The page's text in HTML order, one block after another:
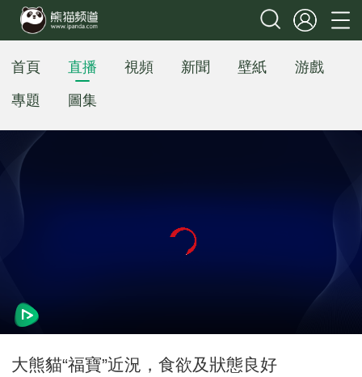
首頁 直播 視頻 新聞 壁紙
游戲
專題
圖集
大熊貓“福寶”近況，食欲及狀態良好